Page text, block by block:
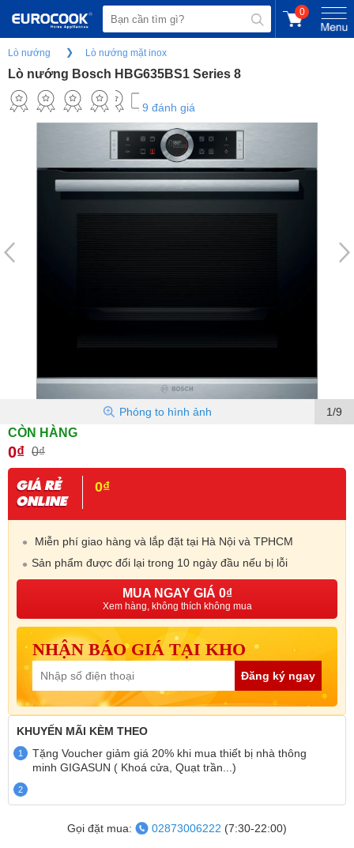
0
Lò nướng Lò nướng mặt inox
Lò nướng Bosch HBG635BS1 Series 8
9 đánh giá
1/9
Phóng to hình ảnh
CÒN HÀNG
0₫ 0₫
0₫
Miễn phí giao hàng và lắp đặt tại Hà Nội và TPHCM
Sản phẩm được đổi lại trong 10 ngày đầu nếu bị lỗi
MUA NGAY GIÁ 0₫
Xem hàng, không thích không mua
NHẬN BÁO GIÁ TẠI KHO
Đăng ký ngay
KHUYẾN MÃI KÈM THEO
1
Tặng Voucher giảm giá 20% khi mua thiết bị nhà thông
minh GIGASUN ( Khoá cửa, Quạt trần...)
2
Gọi đặt mua: 02873006222 (7:30-22:00)